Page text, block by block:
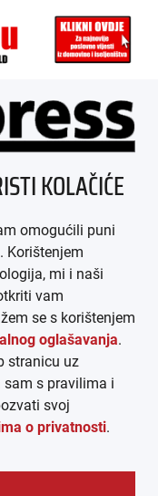
KOLAČIĆE
omogućili puni
Korištenjem
mi i naši
vam
se s korištenjem
oglašavanja.
stranicu uz
s pravilima i
svoj
o privatnosti.